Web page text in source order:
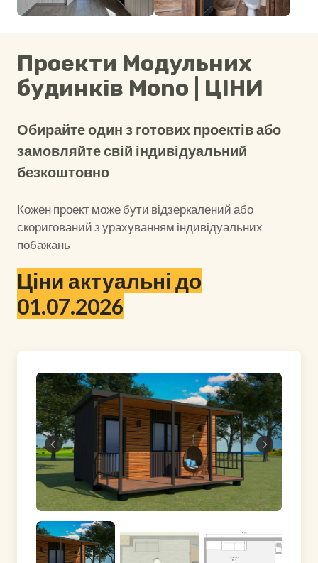
Проекти Модульних
будинків Mono | ЦІНИ
Обирайте один з готових проектів або
замовляйте свій індивідуальний
безкоштовно
Кожен проект може бути відзеркалений або
скоригований з урахуванням індивідуальних
побажань
Ціни актуальні до
01.07.2026